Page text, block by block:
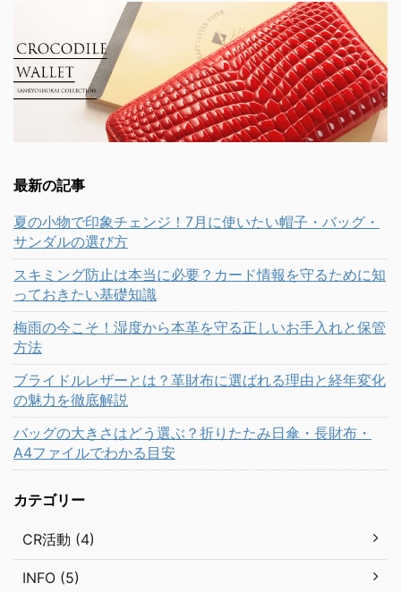
最新の記事
夏の小物で印象チェンジ！7月に使いたい帽子・バッグ・
サンダルの選び方
スキミング防止は本当に必要？カード情報を守るために知
っておきたい基礎知識
梅雨の今こそ！湿度から本革を守る正しいお手入れと保管
方法
ブライドルレザーとは？革財布に選ばれる理由と経年変化
の魅力を徹底解説
バッグの大きさはどう選ぶ？折りたたみ日傘・長財布・
A4ファイルでわかる目安
カテゴリー
CR活動 (4)
INFO (5)